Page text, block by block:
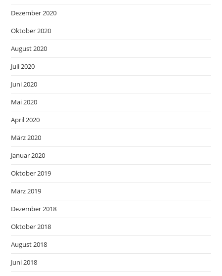
Dezember 2020
Oktober 2020
August 2020
Juli 2020
Juni 2020
Mai 2020
April 2020
März 2020
Januar 2020
Oktober 2019
März 2019
Dezember 2018
Oktober 2018
August 2018
Juni 2018